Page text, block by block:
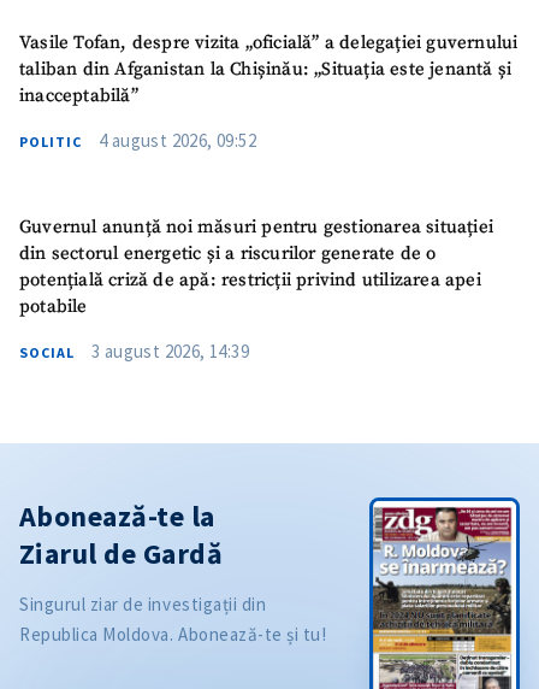
Vasile Tofan, despre vizita „oficială” a delegației guvernului
taliban din Afganistan la Chișinău: „Situația este jenantă și
inacceptabilă”
POLITIC 4 august 2026, 09:52
Guvernul anunță noi măsuri pentru gestionarea situației
din sectorul energetic și a riscurilor generate de o
potențială criză de apă: restricții privind utilizarea apei
potabile
SOCIAL 3 august 2026, 14:39
Abonează-te la
Ziarul de Gardă
Singurul ziar de investigații din
Republica Moldova. Abonează-te și tu!